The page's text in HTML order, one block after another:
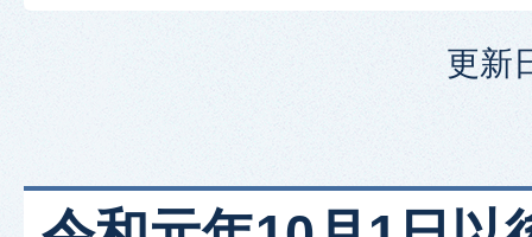
更新